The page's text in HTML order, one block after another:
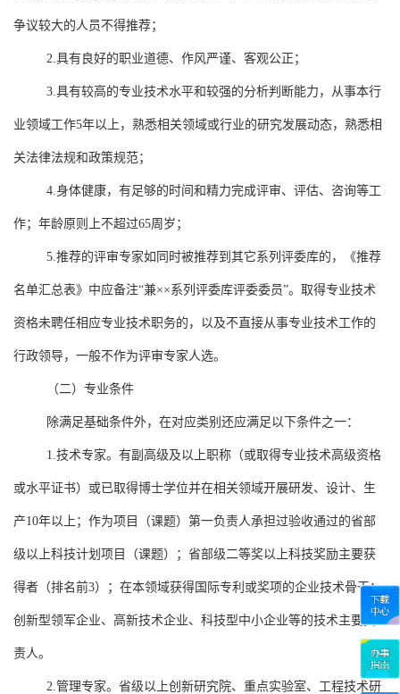
争议较大的人员不得推荐；
2.具有良好的职业道德、作风严谨、客观公正；
3.具有较高的专业技术水平和较强的分析判断能力，从事本行
业领域工作5年以上，熟悉相关领域或行业的研究发展动态，熟悉相
关法律法规和政策规范；
4.身体健康，有足够的时间和精力完成评审、评估、咨询等工
作；年龄原则上不超过65周岁；
5.推荐的评审专家如同时被推荐到其它系列评委库的，《推荐
名单汇总表》中应备注“兼××系列评委库评委委员”。取得专业技术
资格未聘任相应专业技术职务的，以及不直接从事专业技术工作的
行政领导，一般不作为评审专家人选。
（二）专业条件
除满足基础条件外，在对应类别还应满足以下条件之一：
1.技术专家。有副高级及以上职称（或取得专业技术高级资格
或水平证书）或已取得博士学位并在相关领域开展研发、设计、生
产10年以上；作为项目（课题）第一负责人承担过验收通过的省部
级以上科技计划项目（课题）；省部级二等奖以上科技奖励主要获
得者（排名前3）；在本领域获得国际专利或奖项的企业技术骨干；
创新型领军企业、高新技术企业、科技型中小企业等的技术主要负
责人。
2.管理专家。省级以上创新研究院、重点实验室、工程技术研